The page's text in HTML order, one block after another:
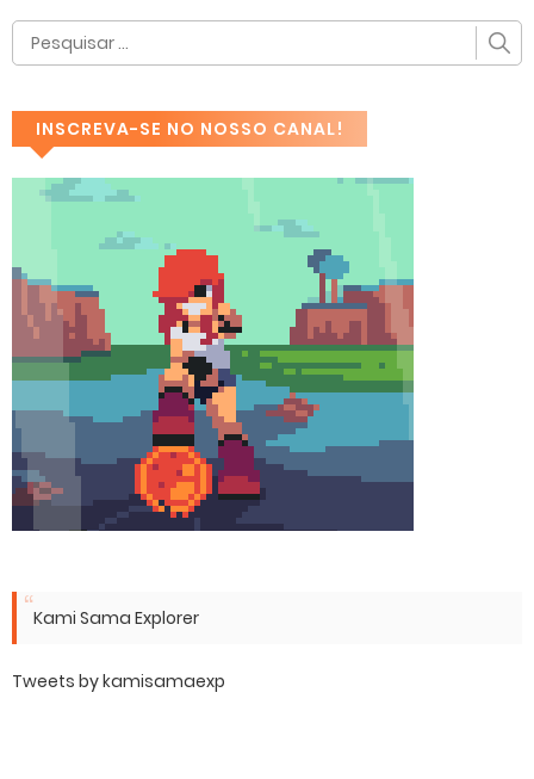
INSCREVA-SE NO NOSSO CANAL!
Kami Sama Explorer
Tweets by kamisamaexp